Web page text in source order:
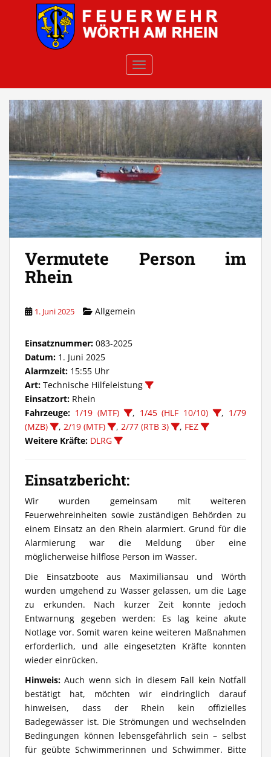
Skip to main content
TOGGLE NAVIGATION
Vermutete Person im
Rhein
1. Juni 2025 Allgemein
Einsatznummer: 083-2025
Datum: 1. Juni 2025
Alarmzeit: 15:55 Uhr
Art: Technische Hilfeleistung
Einsatzort: Rhein
Fahrzeuge: 1/19 (MTF) , 1/45 (HLF 10/10) , 1/79
(MZB)
, 2/19 (MTF) , 2/77 (RTB 3) , FEZ
Weitere Kräfte: DLRG
Einsatzbericht:
Wir wurden gemeinsam mit weiteren
Feuerwehreinheiten sowie zuständigen Behörden zu
einem Einsatz an den Rhein alarmiert. Grund für die
Alarmierung war die Meldung über eine
möglicherweise hilflose Person im Wasser.
Die Einsatzboote aus Maximiliansau und Wörth
wurden umgehend zu Wasser gelassen, um die Lage
zu erkunden. Nach kurzer Zeit konnte jedoch
Entwarnung gegeben werden: Es lag keine akute
Notlage vor. Somit waren keine weiteren Maßnahmen
erforderlich, und alle eingesetzten Kräfte konnten
wieder einrücken.
Hinweis: Auch wenn sich in diesem Fall kein Notfall
bestätigt hat, möchten wir eindringlich darauf
hinweisen, dass der Rhein kein offizielles
Badegewässer ist. Die Strömungen und wechselnden
Bedingungen können lebensgefährlich sein – selbst
für geübte Schwimmerinnen und Schwimmer. Bitte